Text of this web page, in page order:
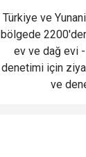
Türkiye ve
bölgede
ev ve dağ evi
denetimi için
ve